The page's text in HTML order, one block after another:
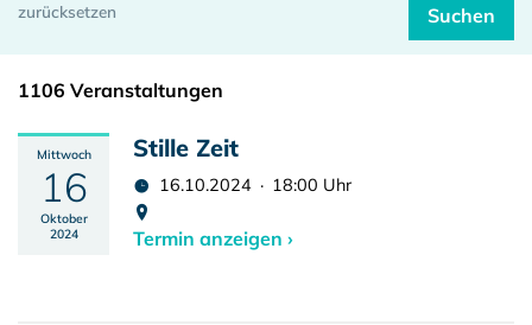
1106 Veranstaltungen
Mittwoch
16
Oktober
2024
Stille Zeit
16.10.2024 · 18:00 Uhr
Termin anzeigen ›